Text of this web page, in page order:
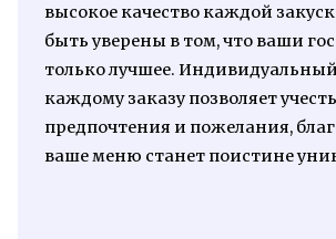
высокое качество каждой
быть уверены в том, что ваши
только лучшее.
каждому заказу позволяет
предпочтения и пожелания,
ваше меню станет поистине